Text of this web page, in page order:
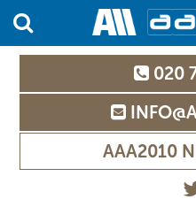
020
AAA2010